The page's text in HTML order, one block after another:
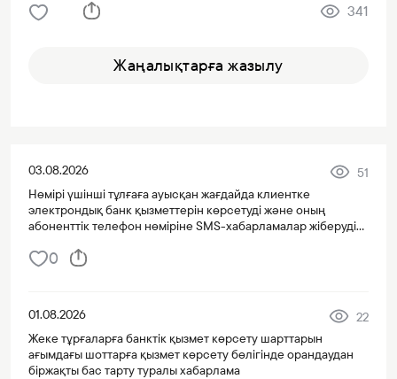
341
Жаңалықтарға жазылу
03.08.2026
51
Нөмірі үшінші тұлғаға ауысқан жағдайда клиентке
электрондық банк қызметтерін көрсетуді және оның
абоненттік телефон нөміріне SMS-хабарламалар жіберуді
0
01.08.2026
22
Жеке тұрғаларға банктік қызмет көрсету шарттарын
ағымдағы шоттарға қызмет көрсету бөлігінде орандаудан
біржақты бас тарту туралы хабарлама